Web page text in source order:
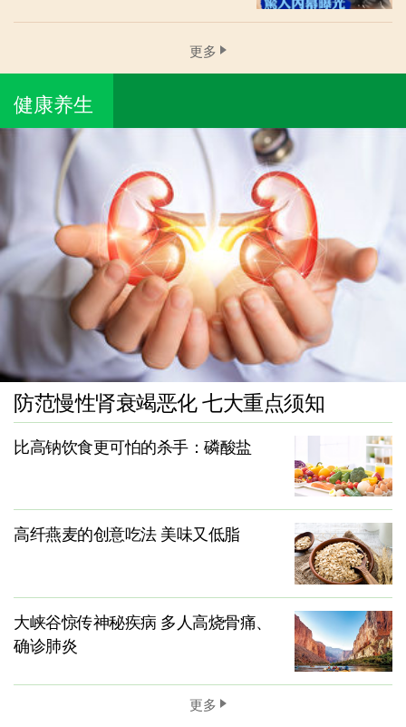
更多
健康养生
防范慢性肾衰竭恶化 七大重点须知
比高钠饮食更可怕的杀手：磷酸盐
高纤燕麦的创意吃法 美味又低脂
大峡谷惊传神秘疾病 多人高烧骨痛、
确诊肺炎
更多